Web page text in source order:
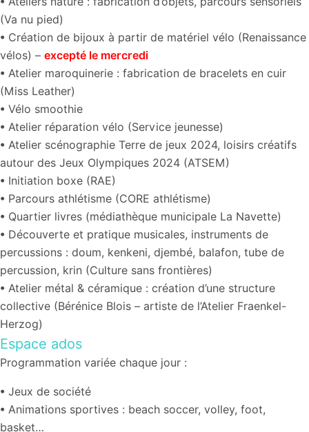
(Va nu pied)
• Création de bijoux à partir de matériel vélo (Renaissance
vélos) – excepté le mercredi
• Atelier maroquinerie : fabrication de bracelets en cuir
(Miss Leather)
• Vélo smoothie
• Atelier réparation vélo (Service jeunesse)
• Atelier scénographie Terre de jeux 2024, loisirs créatifs
autour des Jeux Olympiques 2024 (ATSEM)
• Initiation boxe (RAE)
• Parcours athlétisme (CORE athlétisme)
• Quartier livres (médiathèque municipale La Navette)
• Découverte et pratique musicales, instruments de
percussions : doum, kenkeni, djembé, balafon, tube de
percussion, krin (Culture sans frontières)
• Atelier métal & céramique : création d’une structure
collective (Bérénice Blois – artiste de l’Atelier Fraenkel-
Herzog)
Espace ados
Programmation variée chaque jour :
• Jeux de société
• Animations sportives : beach soccer, volley, foot,
basket…